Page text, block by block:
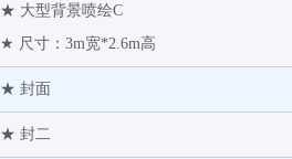
★ 大型背景喷绘C
★ 尺寸：3m宽*2.6m高
★ 封面
★ 封二